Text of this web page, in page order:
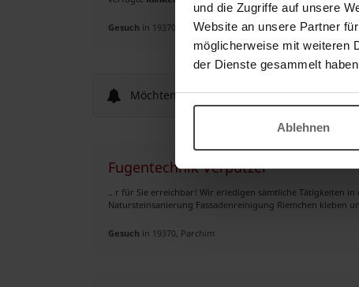
und die Zugriffe auf unsere
Website an unsere Partner
möglicherweise mit weiteren
der Dienste gesammelt
Ablehnen
Gesuch in 19370, Parchim
Möchten Sie neue Anzeigen per E-Mail
Fugentechnik Verputzer
.. r für Sie erreichbar! Wir erledigen sämtliche Tätigkeiten
Natursteinsanierung Fassadenreinigung Riemchen kleben
Gesuch in 19370, Parchim